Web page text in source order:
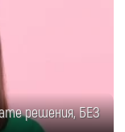
решения, БЕЗ